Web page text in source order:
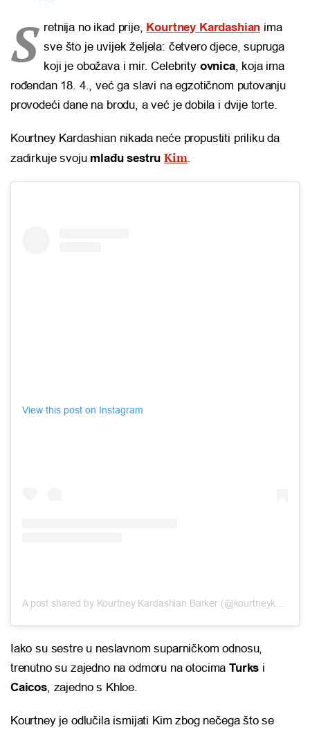
S retnija no ikad prije, Kourtney Kardashian ima
sve što je uvijek željela: četvero djece, supruga
koji je obožava i mir. Celebrity ovnica, koja ima
rođendan 18. 4., već ga slavi na egzotičnom putovanju
provodeći dane na brodu, a već je dobila i dvije torte.
Kourtney Kardashian nikada neće propustiti priliku da
zadirkuje svoju mlađu sestruKim.
View this post on Instagram
Iako su sestre u neslavnom suparničkom odnosu,
trenutno su zajedno na odmoru na otocimaTurks i
Caicos, zajedno s Khloe.
Kourtney je odlučila ismijati Kim zbog nečega što se